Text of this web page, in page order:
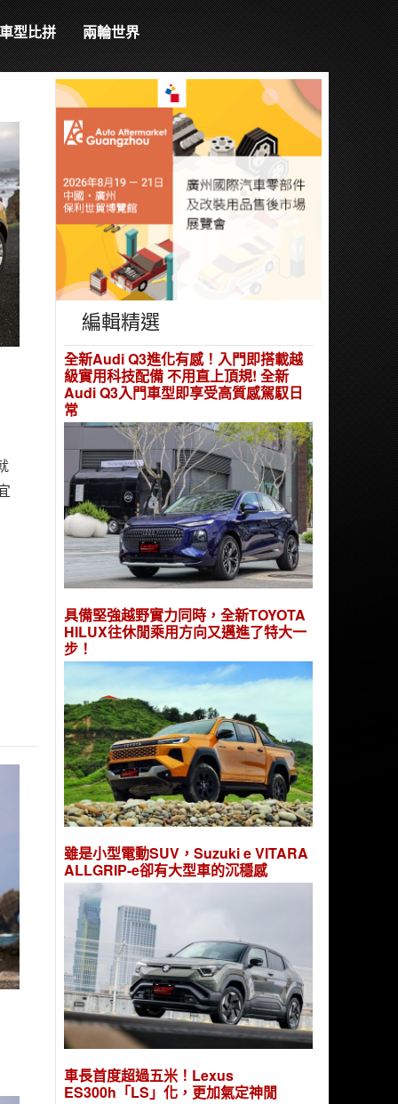
車型比拼 兩輪世界
編輯精選
全新Audi Q3進化有感！入門即搭載越
級實用科技配備 不用直上頂規! 全新
Audi Q3入門車型即享受高質感駕馭日
常
具備堅強越野實力同時，全新TOYOTA
HILUX往休閒乘用方向又邁進了特大一
步！
雖是小型電動SUV，Suzuki e VITARA
ALLGRIP-e卻有大型車的沉穩感
車長首度超過五米！Lexus
ES300h「LS」化，更加氣定神閒